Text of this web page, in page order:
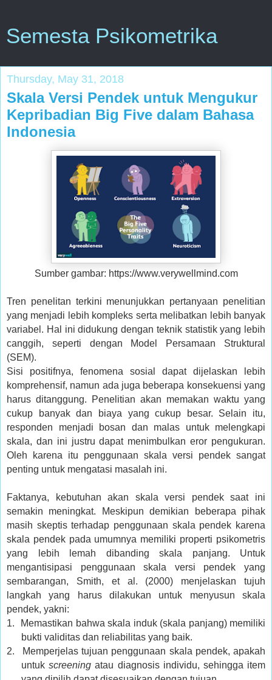
Semesta Psikometrika
Thursday, May 31, 2018
Skala Versi Pendek untuk Mengukur
Kepribadian Big Five dalam Bahasa
Indonesia
Sumber gambar: https://www.verywellmind.com
Tren penelitan terkini menunjukkan pertanyaan penelitian
yang menjadi lebih kompleks serta melibatkan lebih banyak
variabel . Hal ini didukung dengan teknik statistik yang lebih
canggih, seperti dengan Model Persamaan Struktural
(SEM).
Sisi positifnya, fenomena sosial dapat dijelaskan lebih
komprehensif, namun ada juga beberapa konsekuensi yang
harus ditanggung. Penelitian akan memakan waktu yang
cukup banyak dan biaya yang cukup besar. Selain itu,
responden menjadi bosan dan malas untuk melengkapi
skala, dan ini justru dapat menimbulkan eror pengukuran.
Oleh karena itu penggunaan skala versi pendek sangat
penting untuk mengatasi masalah ini.
Faktanya, kebutuhan akan skala versi pendek saat ini
semakin meningkat. Meskipun demikian beberapa pihak
masih skeptis terhadap penggunaan skala pendek karena
skala pendek pada umumnya memiliki properti psikometris
yang lebih lemah dibanding skala panjang. Untuk
mengantisipasi penggunaan skala versi pendek yang
sembarangan, Smith, et al. (2000) menjelaskan tujuh
langkah yang harus dilakukan untuk menyusun skala
pendek, yakni:
1.
Memastikan bahwa skala induk (skala panjang) memiliki
bukti validitas dan reliabilitas yang baik.
2.
Memperjelas tujuan penggunaan skala pendek, apakah
untukscreening atau diagnosis individu, sehingga item